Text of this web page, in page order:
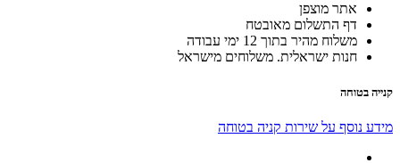
אתר מוצפן
דף התשלום מאובטח
משלוח מהיר בתוך 12 ימי עבודה
חנות ישראלית. משלוחים מישראל
קנייה בטוחה
מידע נוסף על שירות קניה בטוחה